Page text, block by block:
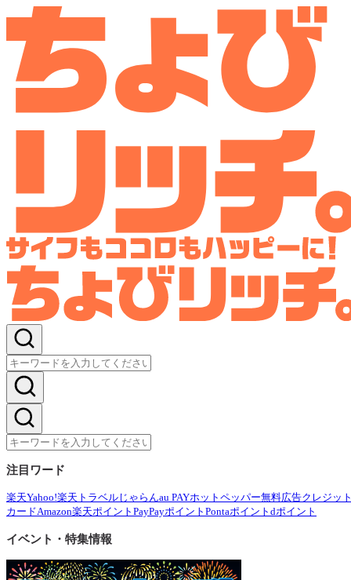
注目ワード
楽天Yahoo!楽天トラベル じゃらんau PAYホットペッパー無料広告クレジッ
カードAmazon楽天ポイント PayPayポイント Pontaポイント dポイント
イベント・特集情報